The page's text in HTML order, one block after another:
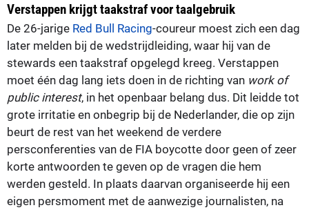
Verstappen krijgt taakstraf voor taalgebruik
De 26-jarige Red Bull Racing-coureur moest zich een dag
later melden bij de wedstrijdleiding, waar hij van de
stewards een taakstraf opgelegd kreeg. Verstappen
moet één dag lang iets doen in de richting van work of
public interest, in het openbaar belang dus. Dit leidde tot
grote irritatie en onbegrip bij de Nederlander, die op zijn
beurt de rest van het weekend de verdere
persconferenties van de FIA boycotte door geen of zeer
korte antwoorden te geven op de vragen die hem
werden gesteld. In plaats daarvan organiseerde hij een
eigen persmoment met de aanwezige journalisten, na